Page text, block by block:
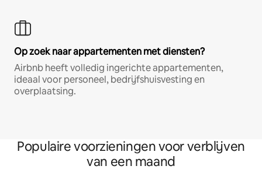
Op zoek naar appartementen met diensten?
Airbnb heeft volledig ingerichte appartementen,
ideaal voor personeel, bedrijfshuisvesting en
overplaatsing.
Populaire voorzieningen voor verblijven
van een maand